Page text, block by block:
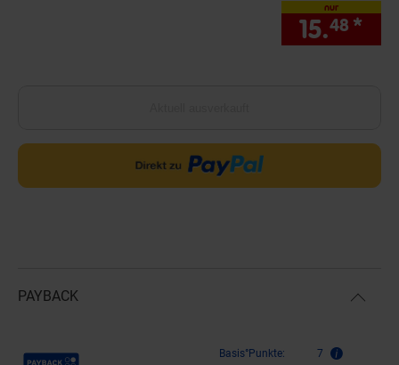
nur
15.48 *
PAYBACK
Payback Punkte Basis°Punkte:
7